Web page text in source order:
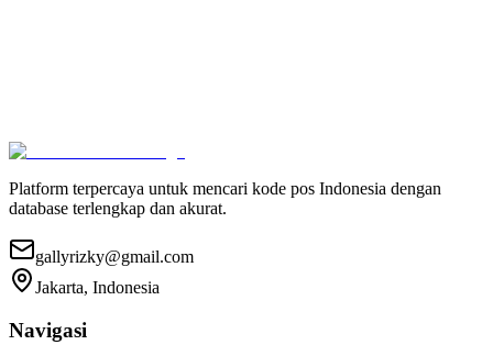
Platform terpercaya untuk mencari kode pos Indonesia dengan
database terlengkap dan akurat.
gallyrizky@gmail.com
Jakarta, Indonesia
Navigasi